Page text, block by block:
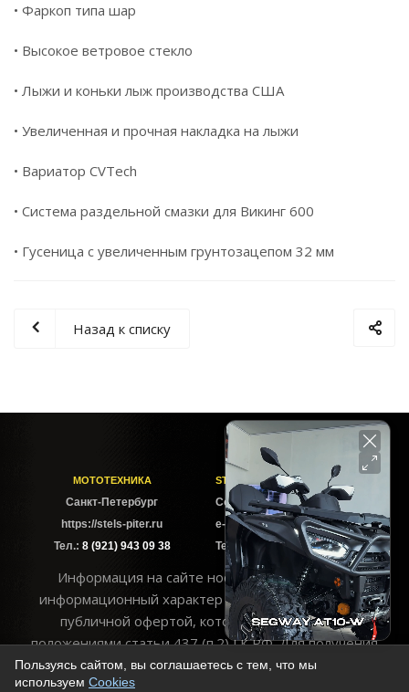
• Фаркоп типа шар
• Высокое ветровое стекло
• Лыжи и коньки лыж производства США
• Увеличенная и прочная накладка на лыжи
• Вариатор CVTech
• Система раздельной смазки для Викинг 600
• Гусеница с увеличенным грунтозацепом 32 мм
Назад к списку
МОТОТЕХНИКА
Cанкт-Петербург
https://stels-piter.ru
Тел.: 8 (921) 943 09 38
STELS-PITER СОФИЙСКАЯ
Софийская ул. 6Б
e-mail: sales@stels-piter.ru
Тел.:
8 (921) 943 09 38
Информация на сайте носит исключительно
информационный характер и не может считаться
публичной офертой, которая определяется
положениями статьи 437 (п.2) ГК РФ. Для получения
подробной информации об имеющихся товарах и ценах
воспользуйтесь контактами, указанными на сайте
Пользуясь сайтом, вы соглашаетесь с тем, что мы
используем Cookies